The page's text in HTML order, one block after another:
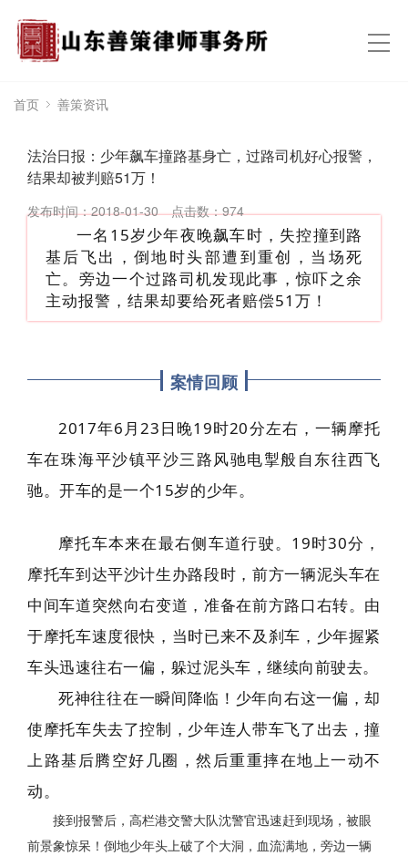
首页 善策资讯
法治日报：少年飙车撞路基身亡，过路司机好心报警，
结果却被判赔51万！
发布时间：2018-01-30 点击数：974
一名15岁少年夜晚飙车时，失控撞到路
基后飞出，倒地时头部遭到重创，当场死
亡。旁边一个过路司机发现此事，惊吓之余
主动报警，结果却要给死者赔偿51万！
案情回顾
2017年6月23日晚19时20分左右，一辆摩托
车在珠海平沙镇平沙三路风驰电掣般自东往西飞
驰。开车的是一个15岁的少年。
摩托车本来在最右侧车道行驶。19时30分，
摩托车到达平沙计生办路段时，前方一辆泥头车在
中间车道突然向右变道，准备在前方路口右转。由
于摩托车速度很快，当时已来不及刹车，少年握紧
车头迅速往右一偏，躲过泥头车，继续向前驶去。
死神往往在一瞬间降临！少年向右这一偏，却
使摩托车失去了控制，少年连人带车飞了出去，撞
上路基后腾空好几圈，然后重重摔在地上一动不
动。
接到报警后，高栏港交警大队沈警官迅速赶到现场，被眼
前景象惊呆！倒地少年头上破了个大洞，血流满地，旁边一辆